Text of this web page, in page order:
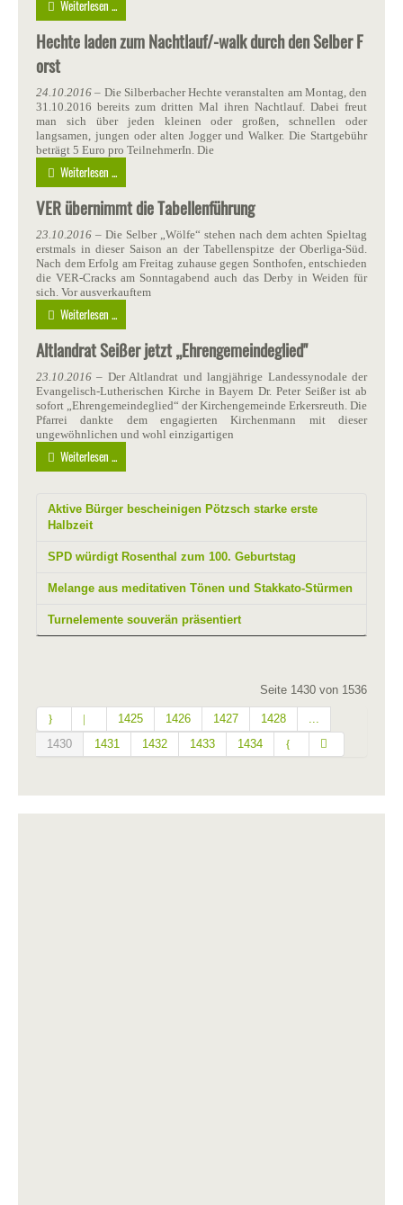
Weiterlesen ...
Hechte laden zum Nachtlauf/-walk durch den Selber F
orst
24.10.2016 – Die Silberbacher Hechte veranstalten am Montag, den
31.10.2016 bereits zum dritten Mal ihren Nachtlauf. Dabei freut
man sich über jeden kleinen oder großen, schnellen oder
langsamen, jungen oder alten Jogger und Walker. Die Startgebühr
beträgt 5 Euro pro TeilnehmerIn. Die
Weiterlesen ...
VER übernimmt die Tabellenführung
23.10.2016 – Die Selber „Wölfe“ stehen nach dem achten Spieltag
erstmals in dieser Saison an der Tabellenspitze der Oberliga-Süd.
Nach dem Erfolg am Freitag zuhause gegen Sonthofen, entschieden
die VER-Cracks am Sonntagabend auch das Derby in Weiden für
sich. Vor ausverkauftem
Weiterlesen ...
Altlandrat Seißer jetzt „Ehrengemeindeglied"
23.10.2016 – Der Altlandrat und langjährige Landessynodale der
Evangelisch-Lutherischen Kirche in Bayern Dr. Peter Seißer ist ab
sofort „Ehrengemeindeglied“ der Kirchengemeinde Erkersreuth. Die
Pfarrei dankte dem engagierten Kirchenmann mit dieser
ungewöhnlichen und wohl einzigartigen
Weiterlesen ...
Aktive Bürger bescheinigen Pötzsch starke erste
Halbzeit
SPD würdigt Rosenthal zum 100. Geburtstag
Melange aus meditativen Tönen und Stakkato-Stürmen
Turnelemente souverän präsentiert
Seite 1430 von 1536
1425 1426 1427 1428
1430
1431 1432 1433 1434